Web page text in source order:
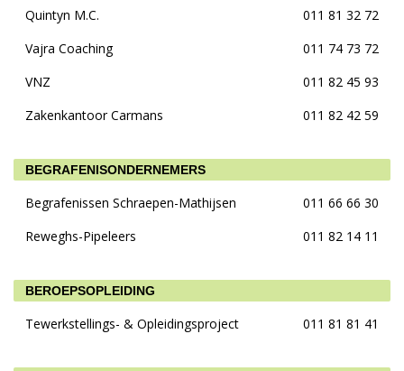
Quintyn M.C.
011 81 32 72
Vajra Coaching
011 74 73 72
VNZ
011 82 45 93
Zakenkantoor Carmans
011 82 42 59
BEGRAFENISONDERNEMERS
Begrafenissen Schraepen-Mathijsen
011 66 66 30
Reweghs-Pipeleers
011 82 14 11
BEROEPSOPLEIDING
Tewerkstellings- & Opleidingsproject 011 81 81 41